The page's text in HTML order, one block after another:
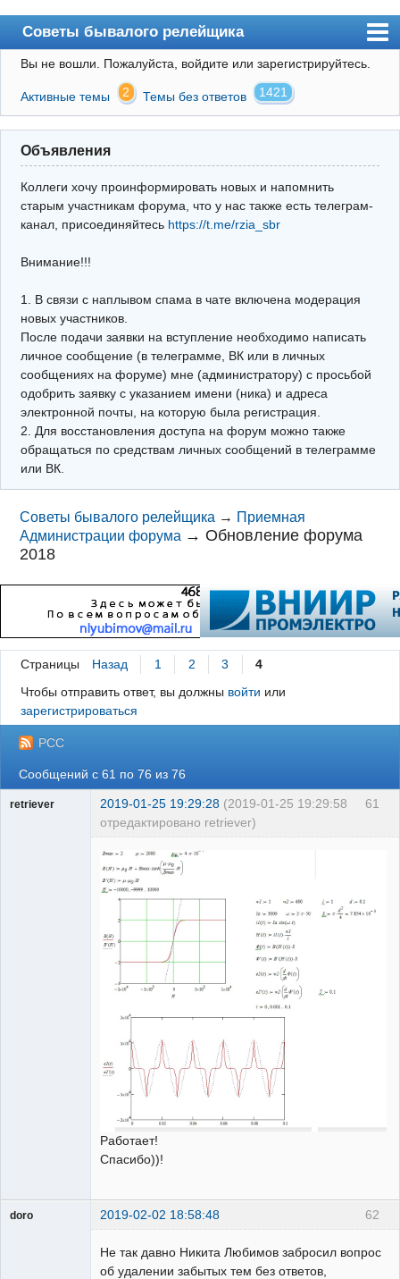
Советы бывалого релейщика
Форум
Правила
Поиск
Регистрация
Архив
Почта
Поиск релейщика
Видео РЗиА
Фотохостинг
Телеграм
Вы не вошли. Пожалуйста, войдите или зарегистрируйтесь.
Активные темы 2 Темы без ответов 1421
Объявления
Коллеги хочу проинформировать новых и напомнить
старым участникам форума, что у нас также есть телеграм-
канал, присоединяйтесь https://t.me/rzia_sbr
Внимание!!!
1. В связи с наплывом спама в чате включена модерация
новых участников.
После подачи заявки на вступление необходимо написать
личное сообщение (в телеграмме, ВК или в личных
сообщениях на форуме) мне (администратору) с просьбой
одобрить заявку с указанием имени (ника) и адреса
электронной почты, на которую была регистрация.
2. Для восстановления доступа на форум можно также
обращаться по средствам личных сообщений в телеграмме
или ВК.
Советы бывалого релейщика → Приемная
Администрации форума →Обновление форума
2018
Страницы Назад 1 2 3
4
Чтобы отправить ответ, вы должны войти или
зарегистрироваться
РСС
Сообщений с 61 по 76 из 76
61
retriever 2019-01-25 19:29:28 (2019-01-25 19:29:58
отредактировано retriever)
Работает!
Спасибо))!
62
doro 2019-02-02 18:58:48
Не так давно Никита Любимов забросил вопрос
об удалении забытых тем без ответов,